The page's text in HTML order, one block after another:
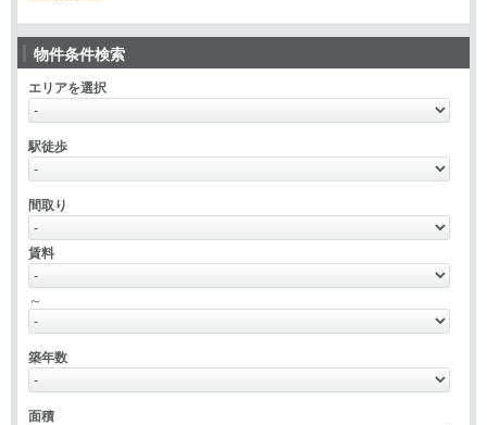
物件条件検索
エリアを選択
駅徒歩
間取り
賃料
～
築年数
面積